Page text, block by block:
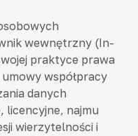
wewnętrzny (In-
praktyce prawa
współpracy
danych
licencyjne, najmu
wierzytelności i